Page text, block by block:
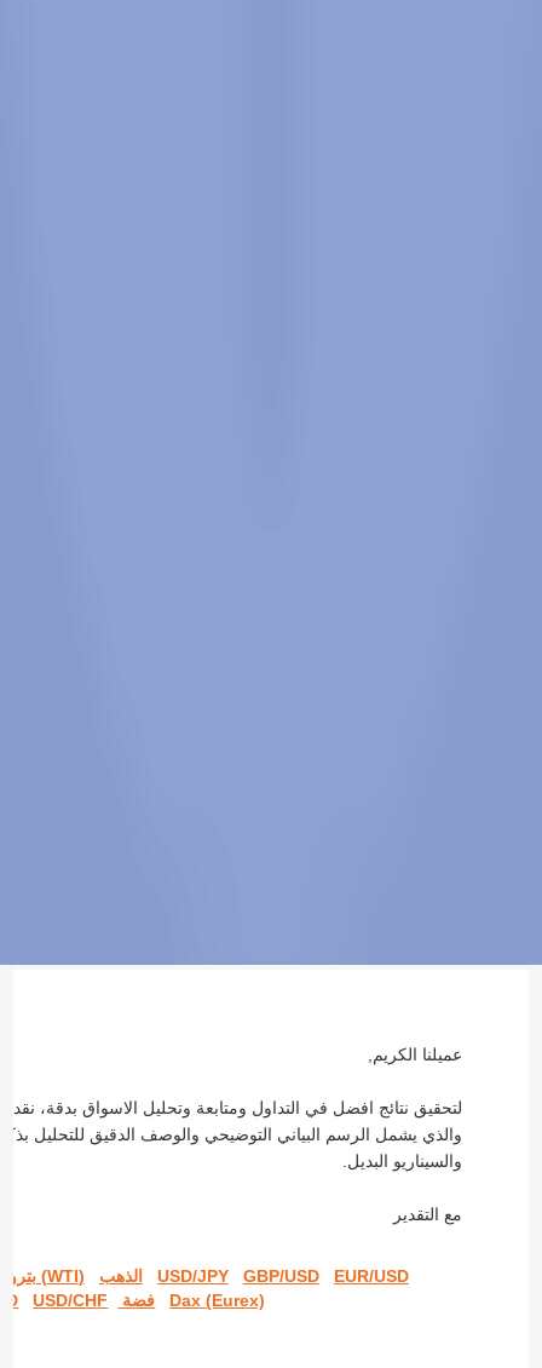
عميلنا الكريم,
لتحقيق نتائج افضل في التداول ومتابعة وتحليل الاسواق بدقة، نقدم
والذي يشمل الرسم البياني التوضيحي والوصف الدقيق للتحليل
والسيناريو البديل.
مع التقدير
EUR/USD
GBP/USD
USD/JPY الذهب
(WTI) بترول خام
Dax (Eurex)
فضة USD/CHF